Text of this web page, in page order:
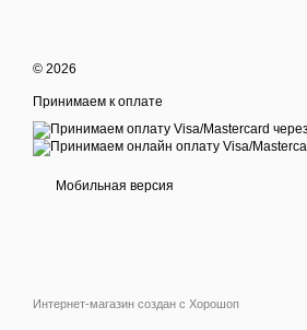
© 2026
Принимаем к оплате
Мобильная версия
Интернет-магазин создан с Хорошоп